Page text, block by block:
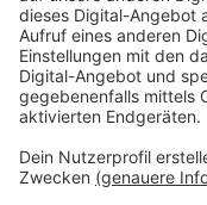
haben sich die
beschreibt
Hospitals in
Anzeige